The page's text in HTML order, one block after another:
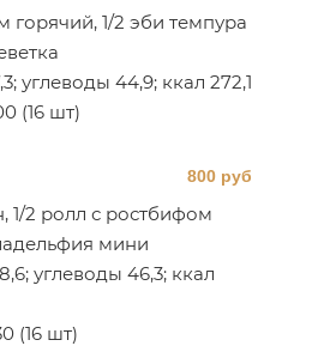
горячий, 1/2 эби темпура
углеводы 44,9; ккал 272,1
(16 шт)
800 руб
1/2 ролл с ростбифом
мини
углеводы 46,3; ккал
(16 шт)